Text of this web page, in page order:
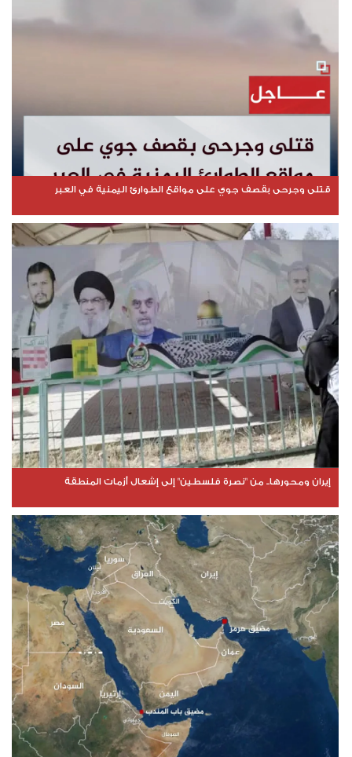
قتلى وجرحى بقصف جوي على مواقع الطوارئ اليمنية في العبر
إيران ومحورها.. من "نصرة فلسطين" إلى إشعال أزمات المنطقة